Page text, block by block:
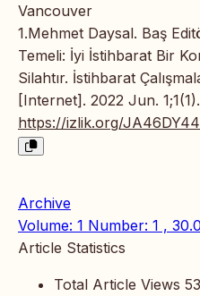
Vancouver
1.Mehmet Daysal. Baş
Temeli: İyi İstihbarat Bir
Silahtır. İstihbarat
[Internet]. 2022 Jun.
https://izlik.org/
Archive
Volume: 1 Number: 1 ,
Article Statistics
Total Article Views